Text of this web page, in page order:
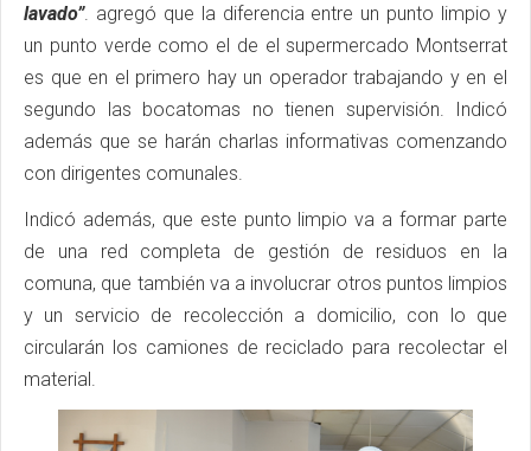
lavado”. agregó que la diferencia entre un punto limpio y
un punto verde como el de el supermercado Montserrat
es que en el primero hay un operador trabajando y en el
segundo las bocatomas no tienen supervisión. Indicó
además que se harán charlas informativas comenzando
con dirigentes comunales.
Indicó además, que este punto limpio va a formar parte
de una red completa de gestión de residuos en la
comuna, que también va a involucrar otros puntos limpios
y un servicio de recolección a domicilio, con lo que
circularán los camiones de reciclado para recolectar el
material.